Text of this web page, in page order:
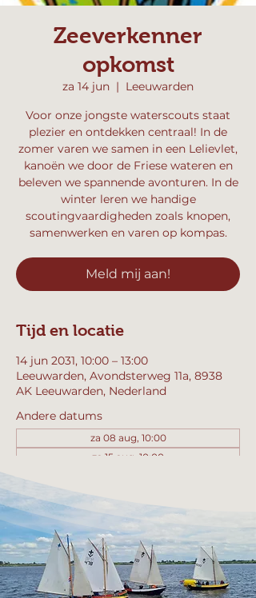
Zeeverkenner
opkomst
za 14 jun
  |
Leeuwarden
Voor onze jongste waterscouts staat
plezier en ontdekken centraal! In de
zomer varen we samen in een Lelievlet,
kanoën we door de Friese wateren en
beleven we spannende avonturen. In de
winter leren we handige
scoutingvaardigheden zoals knopen,
samenwerken en varen op kompas.
Meld mij aan!
Tijd en locatie
14 jun 2031, 10:00 – 13:00
Leeuwarden, Avondsterweg 11a, 8938
AK Leeuwarden, Nederland
Andere datums
za 08 aug, 10:00
za 15 aug, 10:00
Bekijk alle 358 datums
Meld mij aan!